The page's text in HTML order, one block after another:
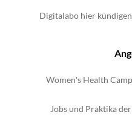
Digitalabo hier kündigen
Women's Health Camp
Jobs und Praktika